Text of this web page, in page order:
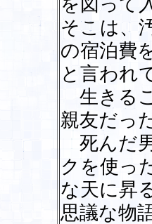
を図って
そこは、
の宿泊費
と言われ
生きる
親友だっ
死んだ
クを使っ
な天に昇
思議な物